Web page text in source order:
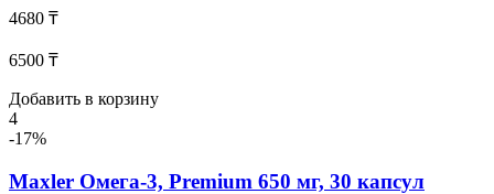
4680 ₸
6500 ₸
Добавить в корзину
4
-17%
Maxler Омега-3, Premium 650 мг, 30 капсул